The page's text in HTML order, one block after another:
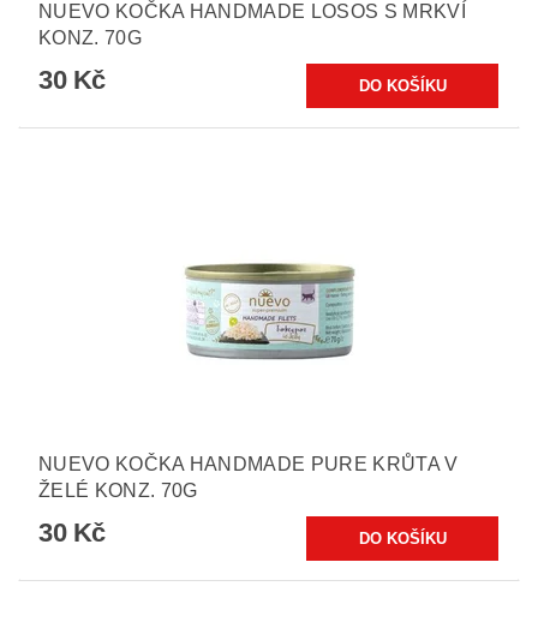
NUEVO KOČKA HANDMADE LOSOS S MRKVÍ
KONZ. 70G
30 Kč
NUEVO KOČKA HANDMADE PURE KRŮTA V
ŽELÉ KONZ. 70G
30 Kč